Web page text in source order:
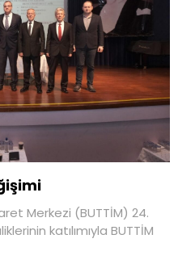
Merkezi (BUTTİM) 24.
katılımıyla BUTTİM